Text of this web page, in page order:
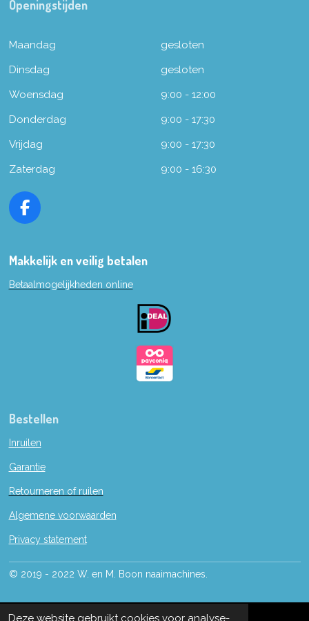
Deze website gebruikt cookies voor analyse-
Openingstijden
Maandag
gesloten
Dinsdag
gesloten
Woensdag
9:00 - 12:00
Donderdag
9:00 - 17:30
Vrijdag
9:00 - 17:30
Zaterdag
9:00 - 16:30
F
e
o
Makkelijk en veilig betalen
Betaalmogelijkheden online
Bestellen
Inruilen
Garantie
Retourneren of ruilen
Algemene voorwaarden
Privacy statement
© 2019 - 2022 W. en M. Boon naaimachines.